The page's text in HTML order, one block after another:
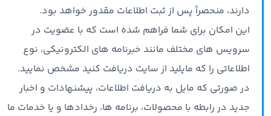
دارند، منحصراً پس از ثبت اطلاعات مقدور خواهد بود.
این امکان برای شما فراهم شده است که با عضویت در
سرویس های مختلف مانند خبرنامه های الکترونیکی، نوع
اطلاعاتی را که مایلید از سایت دریافت کنید مشخص نمایید.
در صورتی که مایل به دریافت اطلاعات، پیشنهادات و اخبار
جدید در رابطه با محصولات، برنامه ها، رخدادها و یا خدمات ما